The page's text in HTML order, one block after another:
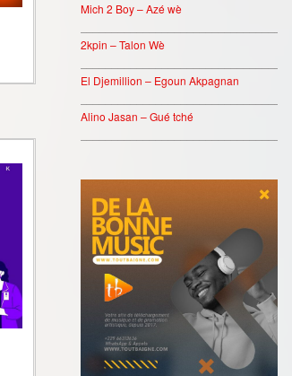
Mich 2 Boy – Azé wè
2kpin – Talon Wè
El Djemillion – Egoun Akpagnan
Alino Jasan – Gué tché